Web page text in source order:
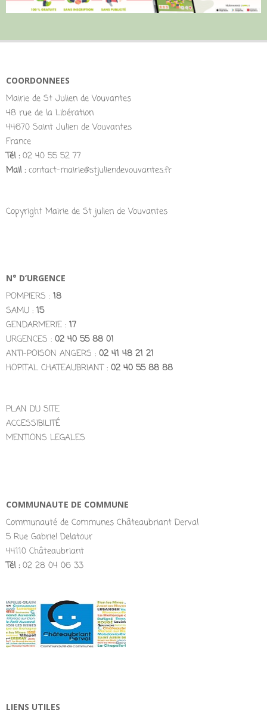
COORDONNEES
Mairie de St Julien de Vouvantes
48 rue de la Libération
44670 Saint Julien de Vouvantes
France
Tél :02 40 55 52 77
Mail :contact-mairie@stjuliendevouvantes.fr
Copyright Mairie de St julien de Vouvantes
N° D’URGENCE
POMPIERS : 18
SAMU : 15
GENDARMERIE : 17
URGENCES : 02 40 55 88 01
ANTI-POISON ANGERS : 02 41 48 21 21
HOPITAL CHATEAUBRIANT : 02 40 55 88 88
PLAN DU SITE
ACCESSIBILITÉ
MENTIONS LEGALES
COMMUNAUTE DE COMMUNE
Communauté de Communes Châteaubriant Derval
5 Rue Gabriel Delatour
44110 Châteaubriant
Tél :02 28 04 06 33
LIENS UTILES